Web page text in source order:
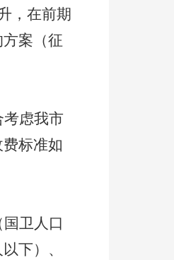
， 在前期
案（征
考虑我市
标准如
卫人口
以下）、